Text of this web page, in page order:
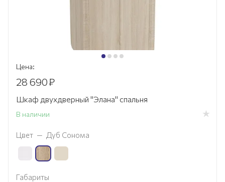
Цена:
28 690₽
Шкаф двухдверный "Элана" спальня
В наличии
Цвет — Дуб Сонома
Габариты